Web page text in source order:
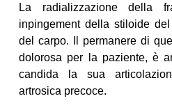
La radializzazione della
inpingement della stiloide
del carpo. Il permanere di
dolorosa per la paziente, è
candida la sua
artrosica precoce.